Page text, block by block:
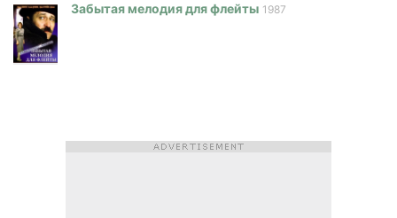
Забытая мелодия для флейты 1987